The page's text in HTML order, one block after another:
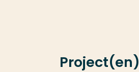
Project(en)